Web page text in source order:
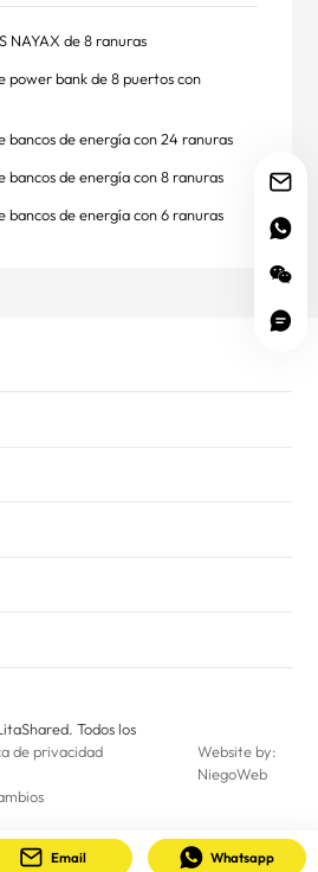
NAYAX de 8 ranuras
power bank de 8 puertos con
bancos de energía con 24 ranuras
bancos de energía con 8 ranuras
bancos de energía con 6 ranuras
Todos los
de privacidad
Website by:
NiegoWeb
Email Whatsapp